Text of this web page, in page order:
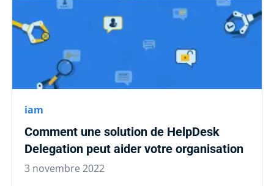
iam
Comment une solution de HelpDesk
Delegation peut aider votre organisation
3 novembre 2022